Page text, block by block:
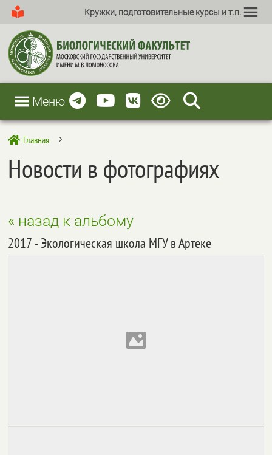
Кружки, подготовительные курсы и т.п.
Меню
 Главная 5
Новости в фотографиях
« назад к альбому
2017 - Экологическая школа МГУ в Артеке